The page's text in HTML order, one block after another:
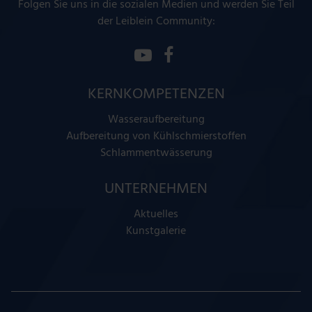
Folgen Sie uns in die sozialen Medien und werden Sie Teil
der Leiblein Community:
KERNKOMPETENZEN
Wasseraufbereitung
Aufbereitung von Kühlschmierstoffen
Schlammentwässerung
UNTERNEHMEN
Aktuelles
Kunstgalerie